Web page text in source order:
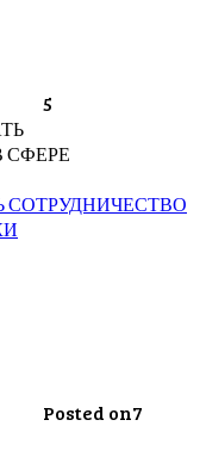
5
СОТРУДНИЧЕСТВО
Posted on7